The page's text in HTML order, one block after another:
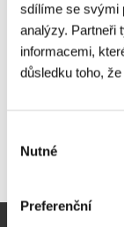
sdílíme se svými
analýzy. Partneři
informacemi,
důsledku toho,
souhlasu
Nutné
Preferenční